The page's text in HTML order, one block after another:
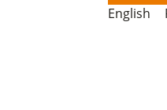
English